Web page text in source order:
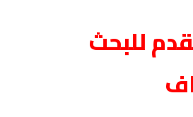
للبحث